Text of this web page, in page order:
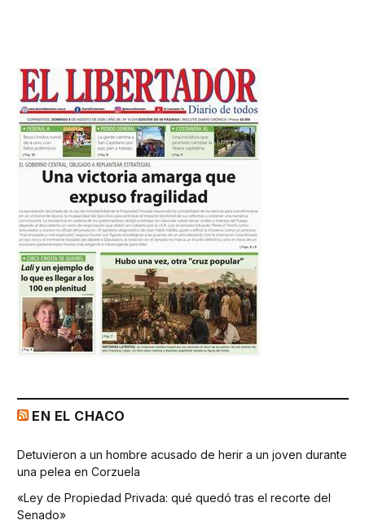
EN EL CHACO
Detuvieron a un hombre acusado de herir a un joven durante
una pelea en Corzuela
«Ley de Propiedad Privada: qué quedó tras el recorte del
Senado»